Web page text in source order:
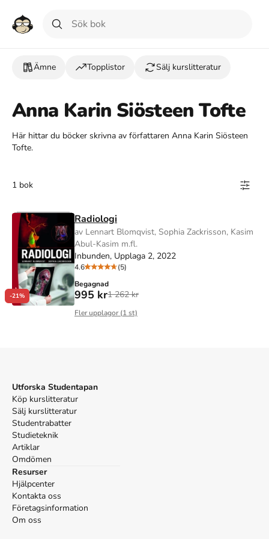
Ämne Topplistor Sälj kurslitteratur
Anna Karin Siösteen Tofte
Här hittar du böcker skrivna av författaren Anna Karin Siösteen
Tofte.
1 bok
-21%
Radiologi
av Lennart Blomqvist, Sophia Zackrisson, Kasim
Abul-Kasim m.fl.
Inbunden, Upplaga 2, 2022
4.6
(5)
Begagnad
995 kr1 262 kr
Fler upplagor (1st)
Utforska Studentapan
Köp kurslitteratur
Sälj kurslitteratur
Studentrabatter
Studieteknik
Artiklar
Omdömen
Resurser
Hjälpcenter
Kontakta oss
Företagsinformation
Om oss